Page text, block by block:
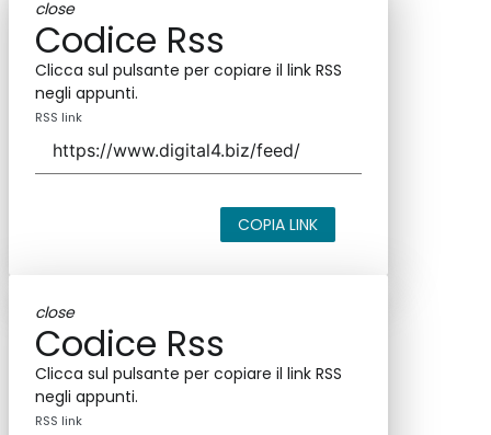
close
Codice Rss
Clicca sul pulsante per copiare il link RSS
negli appunti.
RSS link
COPIA LINK
close
Codice Rss
Clicca sul pulsante per copiare il link RSS
negli appunti.
RSS link